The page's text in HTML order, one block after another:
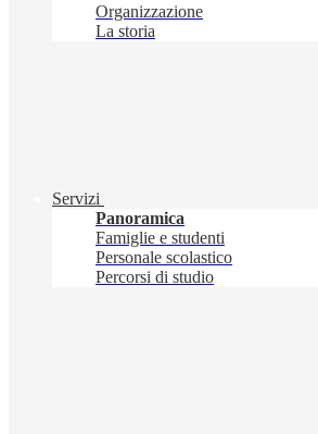
Organizzazione
La storia
Servizi
Panoramica
Famiglie e studenti
Personale scolastico
Percorsi di studio